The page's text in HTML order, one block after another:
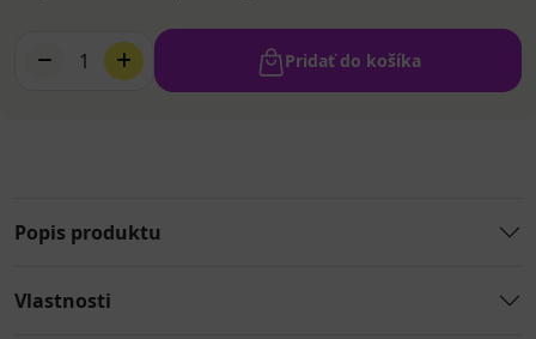
1 Pridať do košíka
Popis produktu
Vlastnosti